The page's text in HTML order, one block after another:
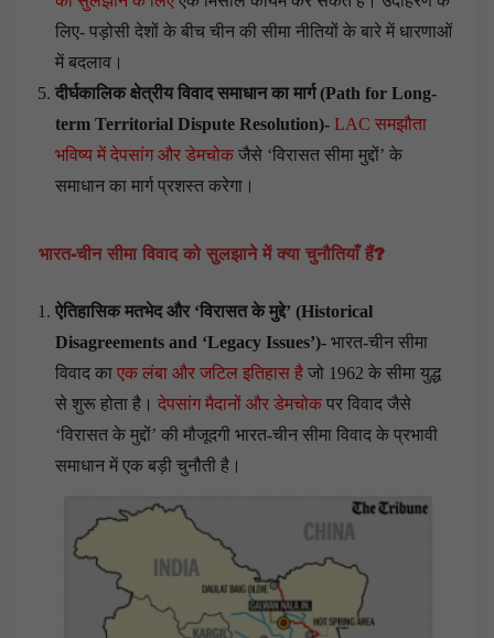
लिए- पड़ोसी देशों के बीच चीन की सीमा नीतियों के बारे में धारणाओं
में बदलाव।
दीर्घकालिक क्षेत्रीय विवाद समाधान का मार्ग (Path for Long-
term Territorial Dispute Resolution)- LAC समझौता
भविष्य में देपसांग और डेमचोक जैसे ‘विरासत सीमा मुद्दों’ के
समाधान का मार्ग प्रशस्त करेगा।
भारत-चीन सीमा विवाद को सुलझाने में क्या चुनौतियाँ हैं?
ऐतिहासिक मतभेद और ‘विरासत के मुद्दे’ (Historical
Disagreements and ‘Legacy Issues’)- भारत-चीन सीमा
विवाद का एक लंबा और जटिल इतिहास है जो 1962 के सीमा युद्ध
से शुरू होता है। देपसांग मैदानों और डेमचोक पर विवाद जैसे
‘विरासत के मुद्दों’ की मौजूदगी भारत-चीन सीमा विवाद के प्रभावी
समाधान में एक बड़ी चुनौती है।